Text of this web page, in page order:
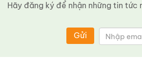
Hãy đăng ký để nhận những tin tức
Gửi